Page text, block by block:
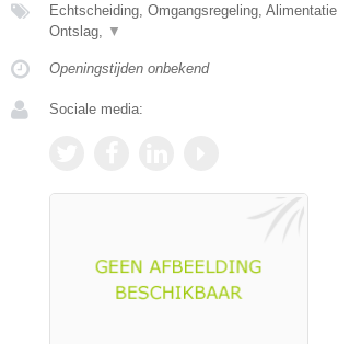
Echtscheiding, Omgangsregeling,
Ontslag,
▼
Openingstijden onbekend
Sociale media: